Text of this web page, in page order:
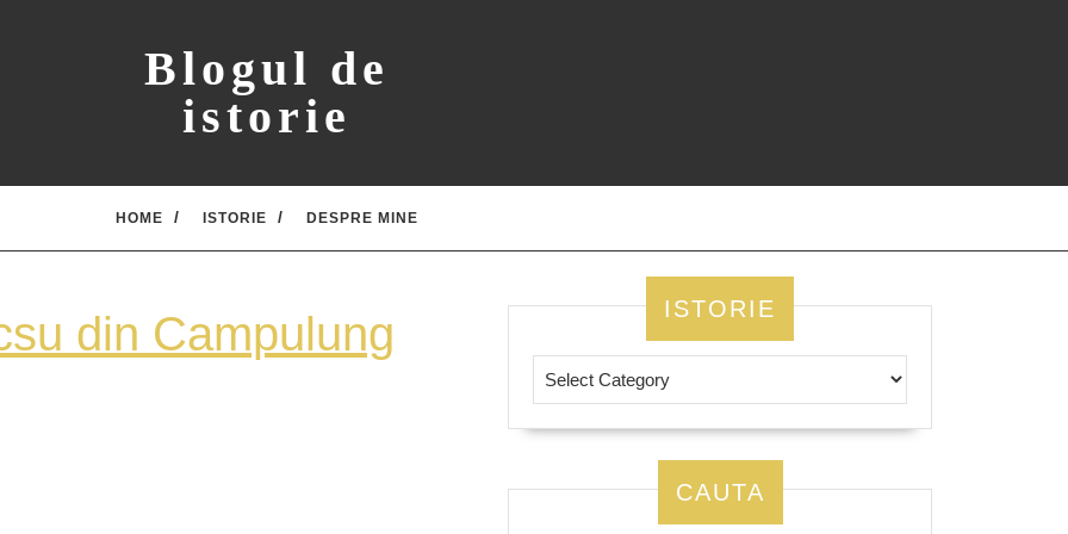
Blogul de
istorie
HOME ISTORIE DESPRE MINE
din Campulung
Neacsu
ISTORIE
CAUTA